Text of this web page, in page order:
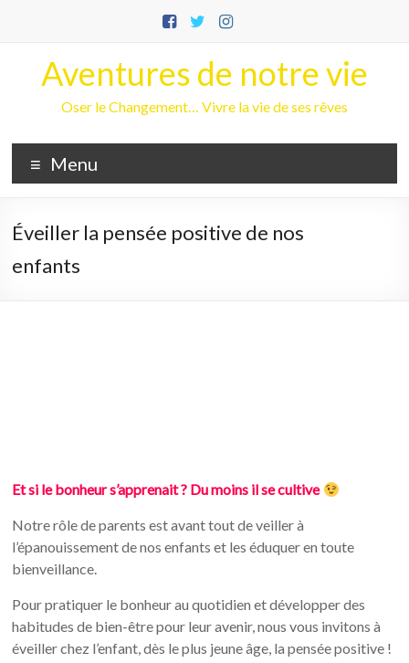
Aventures de notre vie
Oser le Changement… Vivre la vie de ses rêves
Menu
Éveiller la pensée positive de nos
enfants
Et si le bonheur s’apprenait ? Du moins il se cultive
Notre rôle de parents est avant tout de veiller à
l’épanouissement de nos enfants et les éduquer en toute
bienveillance.
Pour pratiquer le bonheur au quotidien et développer des
habitudes de bien-être pour leur avenir, nous vous invitons à
éveiller chez l’enfant, dès le plus jeune âge, la pensée positive !